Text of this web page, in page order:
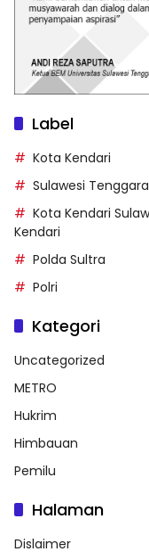
Label
Kota Kendari
Sulawesi Tenggara
Kota Kendari
Kendari
Polda Sultra
Polri
Kategori
Uncategorized
METRO
Hukrim
Himbauan
Pemilu
Halaman
Dislaimer